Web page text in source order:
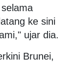
ke sini
ujar dia.
Brunei,